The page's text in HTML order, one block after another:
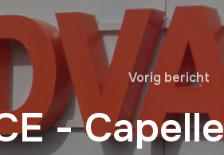
Vorig bericht
-